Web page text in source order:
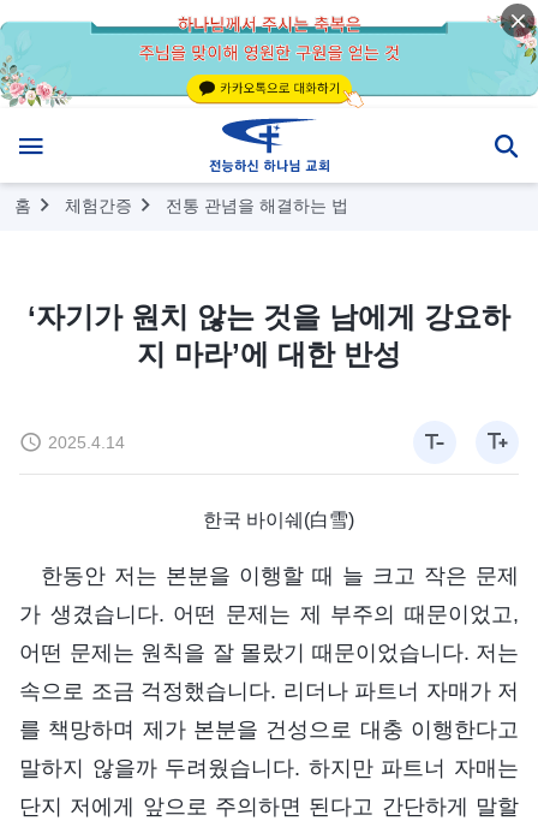
홈 체험간증 전통 관념을 해결하는 법
‘자기가 원치 않는 것을 남에게 강요하
지 마라’에 대한 반성
2025.4.14
한국 바이쉐(白雪)
한동안 저는 본분을 이행할 때 늘 크고 작은 문제
가 생겼습니다. 어떤 문제는 제 부주의 때문이었고,
어떤 문제는 원칙을 잘 몰랐기 때문이었습니다. 저는
속으로 조금 걱정했습니다. 리더나 파트너 자매가 저
를 책망하며 제가 본분을 건성으로 대충 이행한다고
말하지 않을까 두려웠습니다. 하지만 파트너 자매는
단지 저에게 앞으로 주의하면 된다고 간단하게 말할